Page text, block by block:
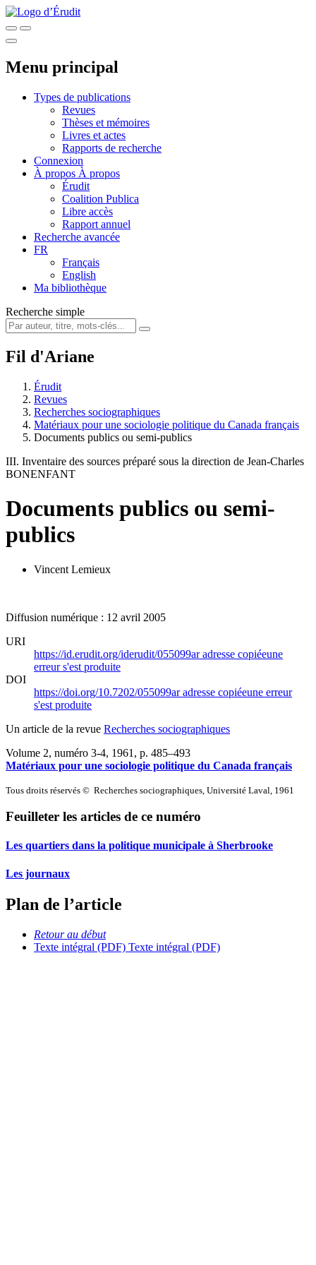
Menu principal
Types de publications
Revues
Thèses et mémoires
Livres et actes
Rapports de recherche
Connexion
À propos À propos
Érudit
Coalition Publica
Libre accès
Rapport annuel
Recherche avancée
FR
Français
English
Ma bibliothèque
Recherche simple
Fil d'Ariane
Érudit
Revues
Recherches sociographiques
Matériaux pour une sociologie politique du Canada français
Documents publics ou semi-publics
III. Inventaire des sources préparé sous la direction de Jean-Charles
BONENFANT
Documents publics ou semi-
publics
Vincent Lemieux
Diffusion numérique : 12 avril 2005
URI
https://id.erudit.org/iderudit/055099aradresse copiéeune
erreur s'est produite
DOI
https://doi.org/10.7202/055099aradresse copiéeune erreur
s'est produite
Un article de la revue Recherches sociographiques
Volume 2, numéro 3-4, 1961 , p. 485–493
Matériaux pour une sociologie politique du Canada français
Tous droits réservés © Recherches sociographiques, Université Laval, 1961
Feuilleter les articles de ce numéro
Les quartiers dans la politique municipale à Sherbrooke
Les journaux
Plan de l’article
Retour au début
Texte intégral (PDF) Texte intégral (PDF)